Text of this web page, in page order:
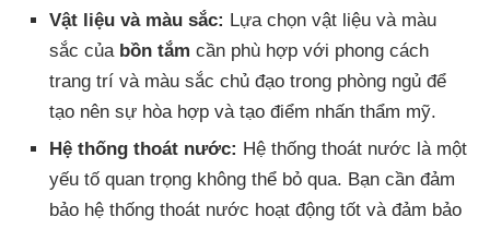
Vật liệu và màu sắc: Lựa chọn vật liệu và màu
sắc của bồn tắm cần phù hợp với phong cách
trang trí và màu sắc chủ đạo trong phòng ngủ để
tạo nên sự hòa hợp và tạo điểm nhấn thẩm mỹ.
Hệ thống thoát nước: Hệ thống thoát nước là một
yếu tố quan trọng không thể bỏ qua. Bạn cần đảm
bảo hệ thống thoát nước hoạt động tốt và đảm bảo